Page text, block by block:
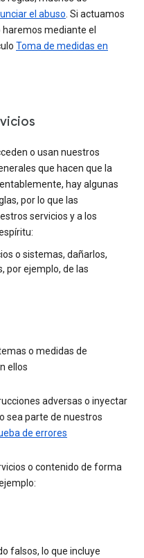
el abuso. Si actuamos
mediante el
Toma de medidas en
o usan nuestros
que hacen que la
hay algunas
por lo que las
servicios y a los
o sistemas, dañarlos,
por ejemplo, de las
o medidas de
ellos
adversas o inyectar
sea parte de nuestros
de errores
o contenido de forma
falsos, lo que incluye